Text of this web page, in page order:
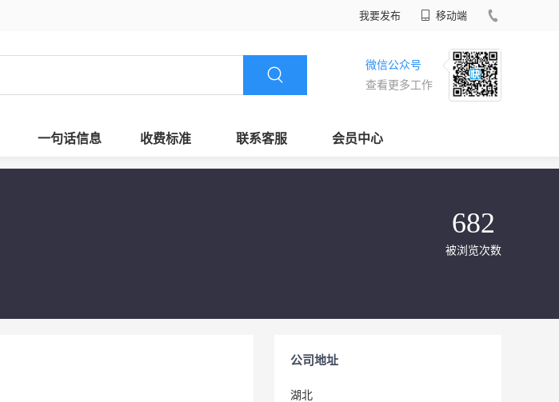
我要发布 移动端
微信公众号
查看更多工作
一句话信息 收费标准 联系客服 会员中心
682
被浏览次数
公司地址
湖北